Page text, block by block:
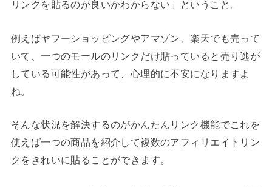
リンクを貼るのが良いかわからない」ということ。
例えばヤフーショッピングやアマゾン、楽天でも売って
いて、一つのモールのリンクだけ貼っていると売り逃が
している可能性があって、心理的に不安になりますよ
ね。
そんな状況を解決するのがかんたんリンク機能でこれを
使えば一つの商品を紹介して複数のアフィリエイトリン
クをきれいに貼ることができます。